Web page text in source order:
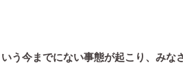
う今までにない事態が起こり、みな